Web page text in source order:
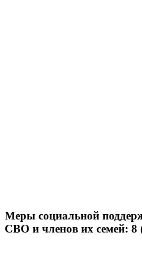
Меры социальной
СВО и членов их семей: 8